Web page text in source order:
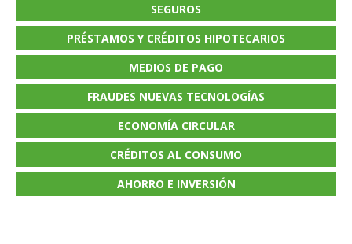
SEGUROS
PRÉSTAMOS Y CRÉDITOS HIPOTECARIOS
MEDIOS DE PAGO
FRAUDES NUEVAS TECNOLOGÍAS
ECONOMÍA CIRCULAR
CRÉDITOS AL CONSUMO
AHORRO E INVERSIÓN